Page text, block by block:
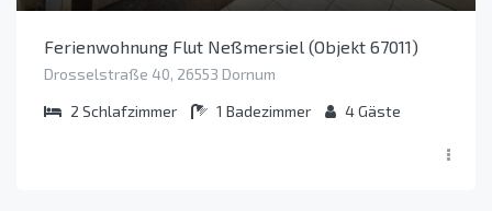
Ferienwohnung Flut Neßmersiel (Objekt 67011)
Drosselstraße 40, 26553 Dornum
2 Schlafzimmer 1 Badezimmer 4Gäste